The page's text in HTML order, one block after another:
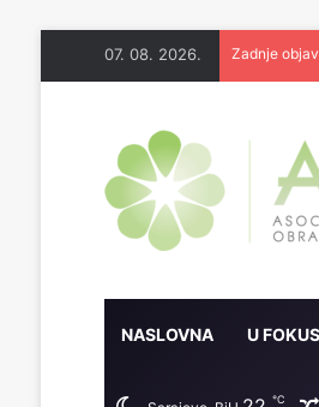
07. 08. 2026. Zadnje
NASLOVNA U
℃